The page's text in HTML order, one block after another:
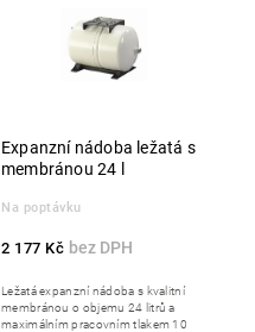
Expanzní nádoba ležatá s
membránou 24 l
Na poptávku
2 177 Kč
Ležatá expanzní nádoba s kvalitní
membránou o objemu 24 litrů a
maximálním pracovním tlakem 10